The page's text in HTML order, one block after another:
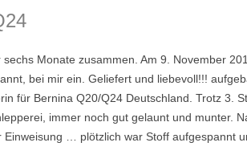
sechs Monate zusammen. Am 9. November
bei mir ein. Geliefert und liebevoll!!!
für Bernina Q20/Q24 Deutschland. Trotz 3.
immer noch gut gelaunt und munter.
Einweisung … plötzlich war Stoff aufgespannt